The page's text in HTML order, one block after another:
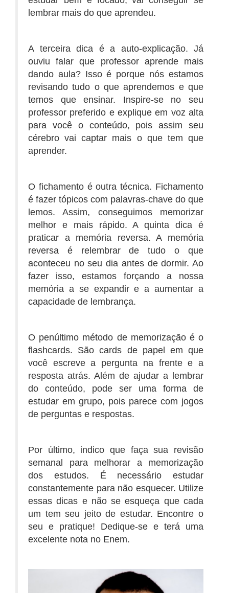
lembrar mais do que aprendeu.
A terceira dica é a auto-explicação. Já
ouviu falar que professor aprende mais
dando aula? Isso é porque nós estamos
revisando tudo o que aprendemos e que
temos que ensinar. Inspire-se no seu
professor preferido e explique em voz alta
para você o conteúdo, pois assim seu
cérebro vai captar mais o que tem que
aprender.
O fichamento é outra técnica. Fichamento
é fazer tópicos com palavras-chave do que
lemos. Assim, conseguimos memorizar
melhor e mais rápido. A quinta dica é
praticar a memória reversa. A memória
reversa é relembrar de tudo o que
aconteceu no seu dia antes de dormir. Ao
fazer isso, estamos forçando a nossa
memória a se expandir e a aumentar a
capacidade de lembrança.
O penúltimo método de memorização é o
flashcards. São cards de papel em que
você escreve a pergunta na frente e a
resposta atrás. Além de ajudar a lembrar
do conteúdo, pode ser uma forma de
estudar em grupo, pois parece com jogos
de perguntas e respostas.
Por último, indico que faça sua revisão
semanal para melhorar a memorização
dos estudos. É necessário estudar
constantemente para não esquecer. Utilize
essas dicas e não se esqueça que cada
um tem seu jeito de estudar. Encontre o
seu e pratique! Dedique-se e terá uma
excelente nota no Enem.